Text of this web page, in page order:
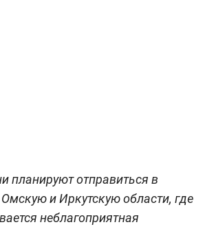
планируют отправиться в
и Иркутскую области, где
неблагоприятная